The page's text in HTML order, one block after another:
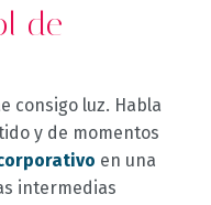
de
consigo luz. Habla
y de momentos
en una
intermedias